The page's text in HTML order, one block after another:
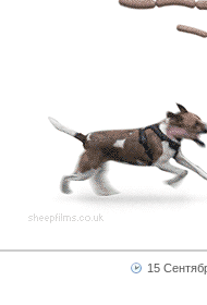
15